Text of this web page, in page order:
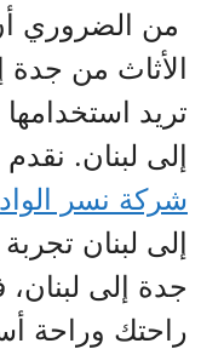
من الضروري
الأثاث من جدة
تريد
إلى لبنان.
شركة نسر
إلى لبنان
جدة إلى
راحتك وراحة